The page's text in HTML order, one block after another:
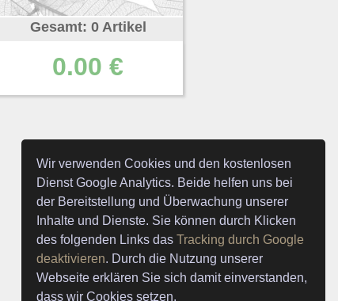
Wir verwenden Cookies und den kostenlosen
Dienst Google Analytics. Beide helfen uns bei
der Bereitstellung und Überwachung unserer
Inhalte und Dienste. Sie können durch Klicken
des folgenden Links dasTracking durch Google
deaktivieren. Durch die Nutzung unserer
Webseite erklären Sie sich damit einverstanden,
dass wir Cookies setzen.
Gesamt: 0 Artikel
0.00 €